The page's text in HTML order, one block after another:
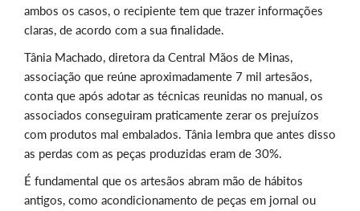
ambos os casos, o recipiente tem que trazer informações
claras, de acordo com a sua finalidade.
Tânia Machado, diretora da Central Mãos de Minas,
associação que reúne aproximadamente 7 mil artesãos,
conta que após adotar as técnicas reunidas no manual, os
associados conseguiram praticamente zerar os prejuízos
com produtos mal embalados. Tânia lembra que antes disso
as perdas com as peças produzidas eram de 30%.
É fundamental que os artesãos abram mão de hábitos
antigos, como acondicionamento de peças em jornal ou